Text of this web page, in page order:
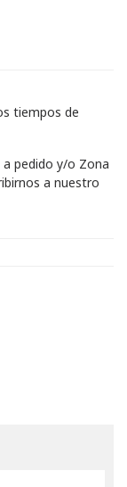
tiempos de
pedido y/o Zona
a nuestro